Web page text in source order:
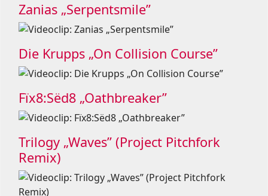
Zanias „Serpentsmile”
Die Krupps „On Collision Course”
Fïx8:Sëd8 „Oathbreaker”
Trilogy „Waves” (Project Pitchfork
Remix)